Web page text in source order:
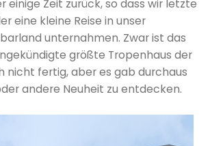
einige Zeit zurück, so dass wir letzte
eine kleine Reise in unser
unternahmen. Zwar ist das
größte Tropenhaus der
nicht fertig, aber es gab durchaus
andere Neuheit zu entdecken.